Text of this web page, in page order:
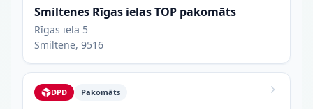
Smiltenes Rīgas ielas TOP pakomāts
Rīgas iela 5
Smiltene, 9516
DPD Pakomāts